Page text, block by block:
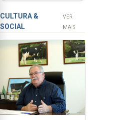
a
apanha
ilegal
de
lapas
entre
2022
e
2026.
A
contar com
novos
instrumentos
CULTURA &
SOCIAL
VER
MAIS